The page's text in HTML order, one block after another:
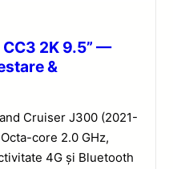
2K 9.5” —
&
Cruiser J300 (2021-
core 2.0 GHz,
4G și Bluetooth